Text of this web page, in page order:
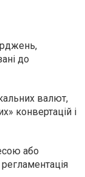
до
валют,
конвертацій і
або